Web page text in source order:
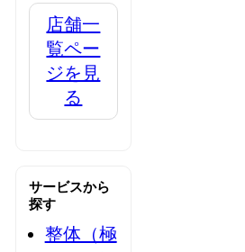
店舗一
覧ペー
ジを見
る
サービスから
探す
整体（極